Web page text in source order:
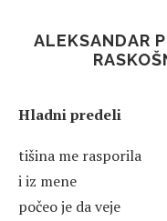
ALEKSANDAR
Hladni predeli
tišina me rasporila
i iz mene
počeo je da veje